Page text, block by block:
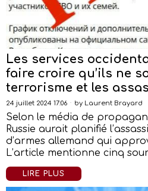
Les services
faire croire qu’ils ne
terrorisme et les
24 juillet 2024 17:06 by Laurent Brayard
Selon le média de
Russie aurait planifié
d’armes allemand qui
L’article mentionne cinq
LIRE PLUS